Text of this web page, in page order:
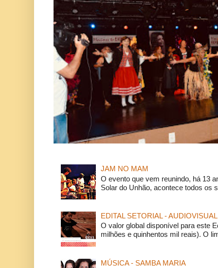
JAM NO MAM
O evento que vem reunindo, há 13
Solar do Unhão, acontece todos os
EDITAL SETORIAL - AUDIOVISUAL
O valor global disponível para este
milhões e quinhentos mil reais). O
MÚSICA - SAMBA MARIA